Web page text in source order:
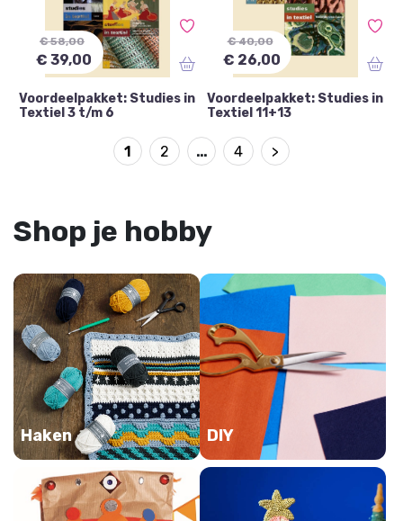
€ 58,00
€ 39,00
Voordeelpakket: Studies in
Textiel 3 t/m 6
€ 40,00
€ 26,00
Voordeelpakket: Studies in
Textiel 11+13
1 2 … 4 >
Shop je hobby
Haken DIY